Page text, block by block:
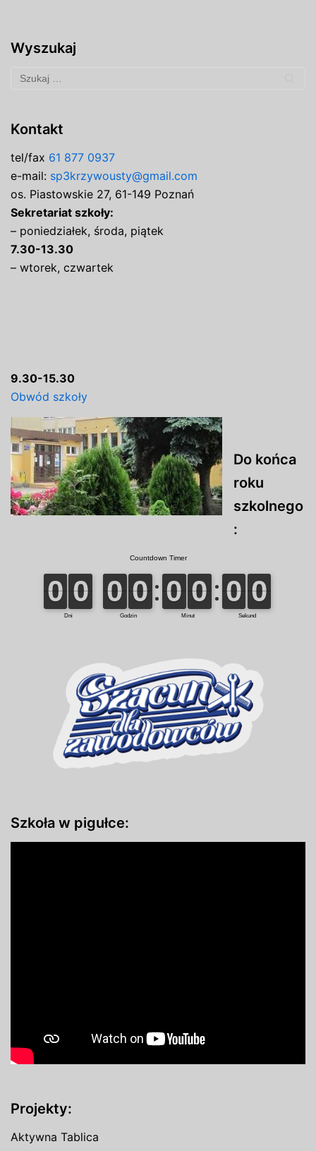
Wyszukaj
Kontakt
tel/fax 61 877 0937
e-mail: sp3krzywousty@gmail.com
os. Piastowskie 27, 61-149 Poznań
Sekretariat szkoły:
– poniedziałek, środa, piątek
7.30-13.30
– wtorek, czwartek
9.30-15.30
Obwód szkoły
Do końca
roku
szkolnego
:
Szkoła w pigułce:
Projekty:
Aktywna Tablica